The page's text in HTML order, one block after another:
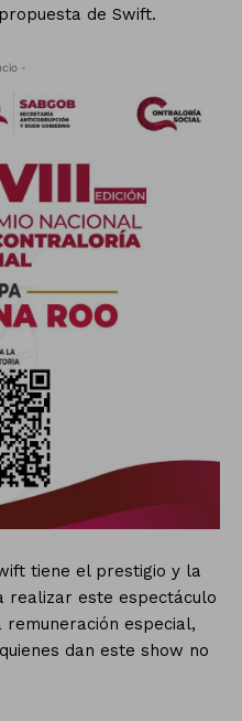
de Swift.
-
tiene el prestigio y la
realizar este espectáculo
especial,
dan este show no